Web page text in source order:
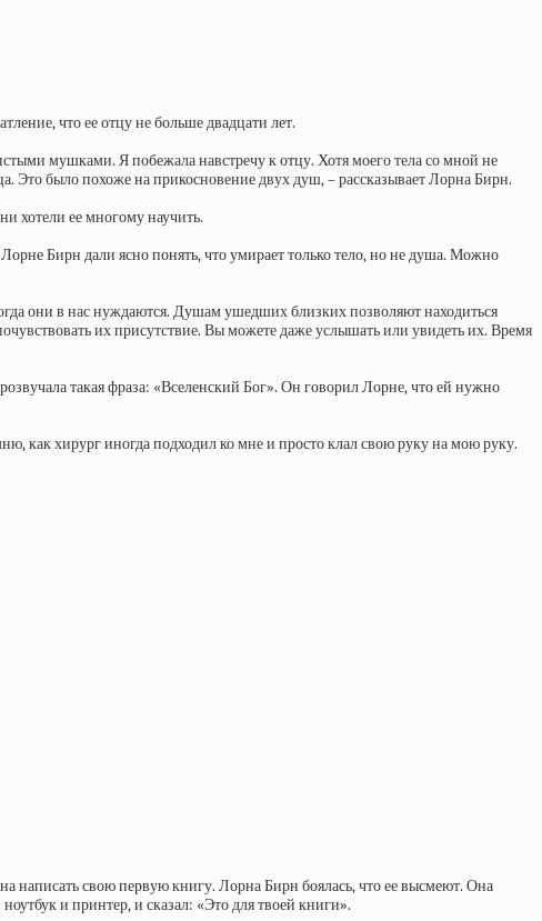
что ее отцу не больше двадцати лет.
мушками. Я побежала навстречу к отцу. Хотя моего тела со мной не
Это было похоже на прикосновение двух душ, – рассказывает Лорна Бирн.
хотели ее многому научить.
Бирн дали ясно понять, что умирает только тело, но не душа. Можно
они в нас нуждаются. Душам ушедших близких позволяют находиться
их присутствие. Вы можете даже услышать или увидеть их. Время
такая фраза: «Вселенский Бог». Он говорил Лорне, что ей нужно
как хирург иногда подходил ко мне и просто клал свою руку на мою руку.
написать свою первую книгу. Лорна Бирн боялась, что ее высмеют. Она
и принтер, и сказал: «Это для твоей книги».